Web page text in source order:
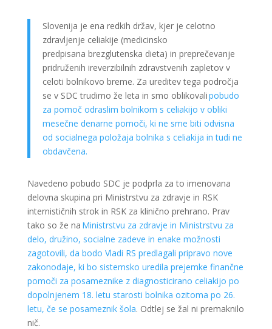
Slovenija je ena redkih držav, kjer je celotno
zdravljenje celiakije (medicinsko
predpisana brezglutenska dieta) in preprečevanje
pridruženih ireverzibilnih zdravstvenih zapletov v
celoti bolnikovo breme. Za ureditev tega področja
se v SDC trudimo že leta in smo oblikovalipobudo
za pomoč odraslim bolnikom s celiakijo v obliki
mesečne denarne pomoči, ki ne sme biti odvisna
od socialnega položaja bolnika s celiakija in tudi ne
obdavčena.
Navedeno pobudo SDC je podprla za to imenovana
delovna skupina pri Ministrstvu za zdravje in RSK
internističnih strok in RSK za klinično prehrano. Prav
tako so že na Ministrstvu za zdravje in Ministrstvu za
delo, družino, socialne zadeve in enake možnosti
zagotovili, da bodo Vladi RS predlagali pripravo nove
zakonodaje, ki bo sistemsko uredila prejemke finančne
pomoči za posameznike z diagnosticirano celiakijo po
dopolnjenem 18. letu starosti bolnika ozitoma po 26.
letu, če se posameznik šola. Odtlej se žal ni premaknilo
nič.